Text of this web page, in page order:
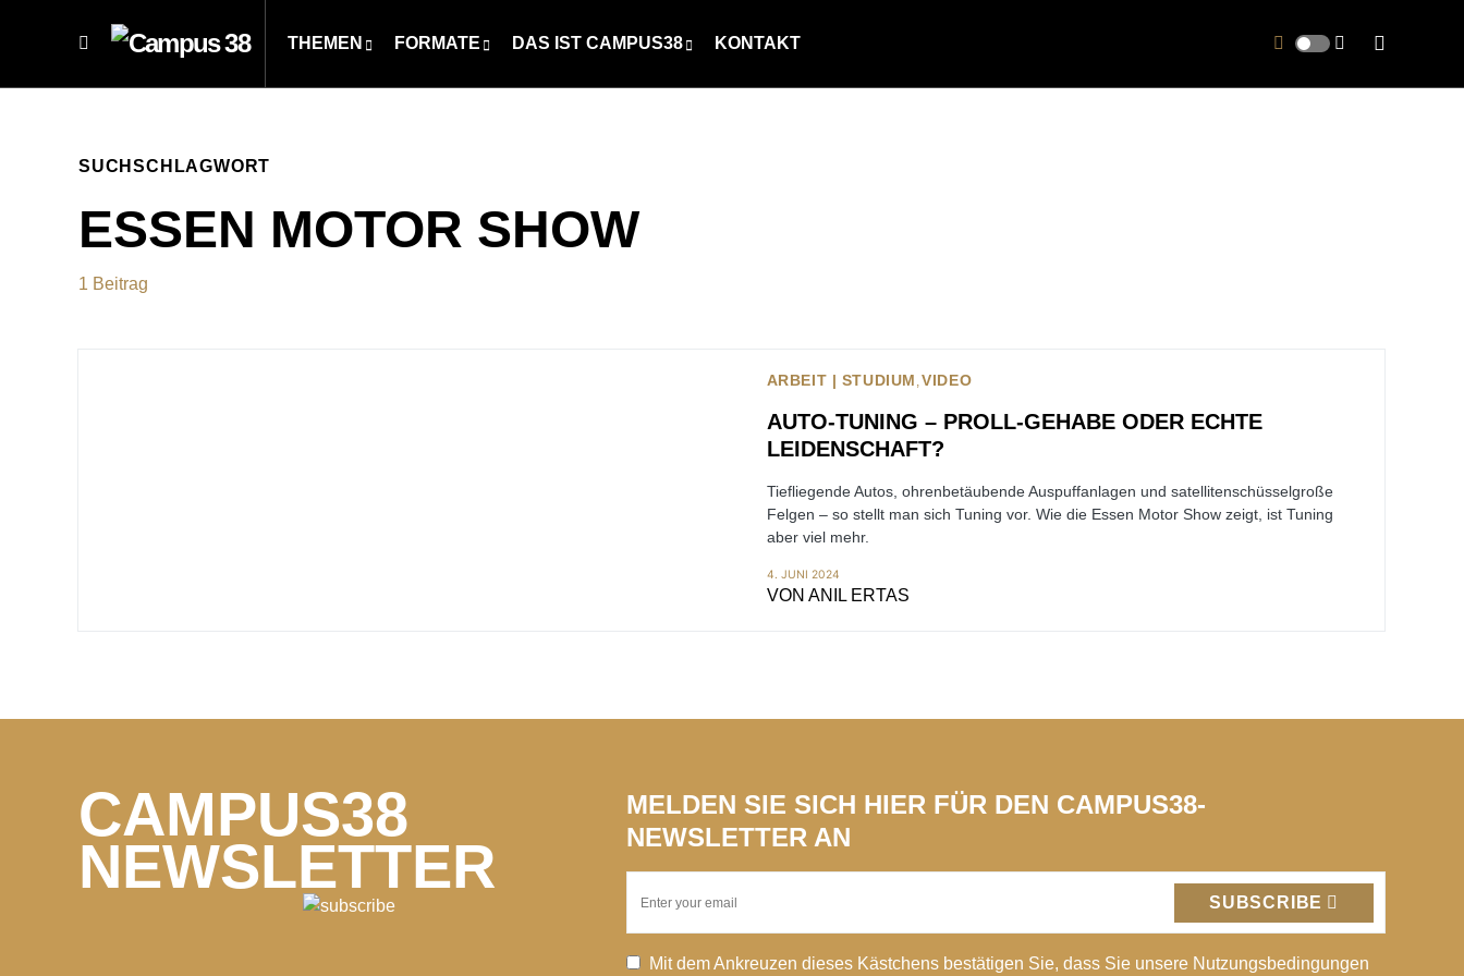
THEMEN FORMATE DAS IST CAMPUS38 KONTAKT
SUCHSCHLAGWORT
ESSEN MOTOR SHOW
1 Beitrag
ARBEIT | STUDIUM VIDEO
AUTO-TUNING – PROLL-GEHABE ODER ECHTE
LEIDENSCHAFT?
Tiefliegende Autos, ohrenbetäubende Auspuffanlagen und satellitenschüsselgroße
Felgen – so stellt man sich Tuning vor. Wie die Essen Motor Show zeigt, ist Tuning
aber viel mehr.
4. JUNI 2024
VON ANIL ERTAS
CAMPUS38
NEWSLETTER
MELDEN SIE SICH HIER FÜR DEN CAMPUS38-
NEWSLETTER AN
SUBSCRIBE
Mit dem Ankreuzen dieses Kästchens bestätigen Sie, dass Sie unsere Nutzungsbedingungen